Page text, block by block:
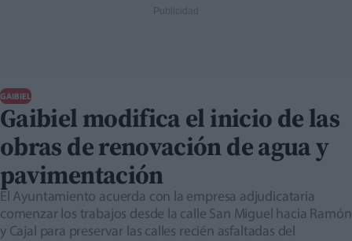
GAIBIEL
Gaibiel modifica el inicio de las
obras de renovación de agua y
pavimentación
El Ayuntamiento acuerda con la empresa adjudicataria
comenzar los trabajos desde la calle San Miguel hacia Ramón
y Cajal para preservar las calles recién asfaltadas del